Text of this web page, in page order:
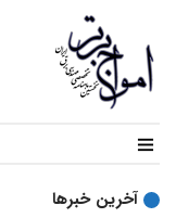
نشریه
امواجآخرین خبرها